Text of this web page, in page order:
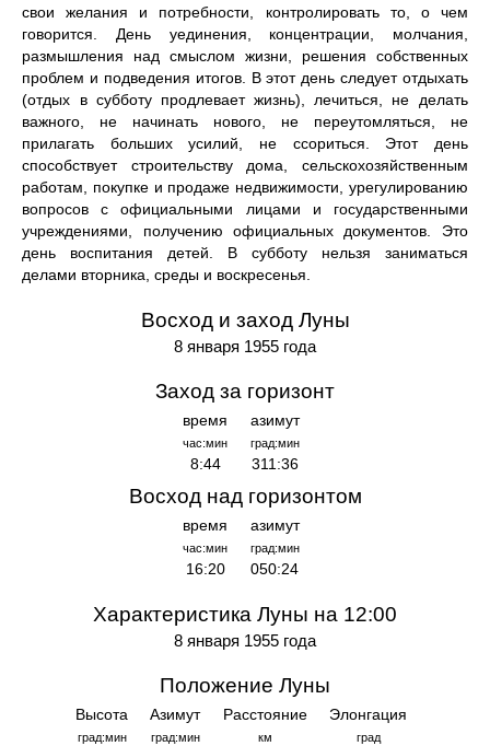
свои желания и потребности, контролировать то, о чем
говорится. День уединения, концентрации, молчания,
размышления над смыслом жизни, решения собственных
проблем и подведения итогов. В этот день следует отдыхать
(отдых в субботу продлевает жизнь), лечиться, не делать
важного, не начинать нового, не переутомляться, не
прилагать больших усилий, не ссориться. Этот день
способствует строительству дома, сельскохозяйственным
работам, покупке и продаже недвижимости, урегулированию
вопросов с официальными лицами и государственными
учреждениями, получению официальных документов. Это
день воспитания детей. В субботу нельзя заниматься
делами вторника, среды и воскресенья.
Восход и заход Луны
8 января 1955 года
Заход за горизонт
время
час:мин
8:44
азимут
град:мин
311:36
Восход над горизонтом
время
час:мин
16:20
азимут
град:мин
050:24
Характеристика Луны на 12:00
8 января 1955 года
Положение Луны
Высота
град:мин
Азимут
град:мин
Расстояние
км
Элонгация
град